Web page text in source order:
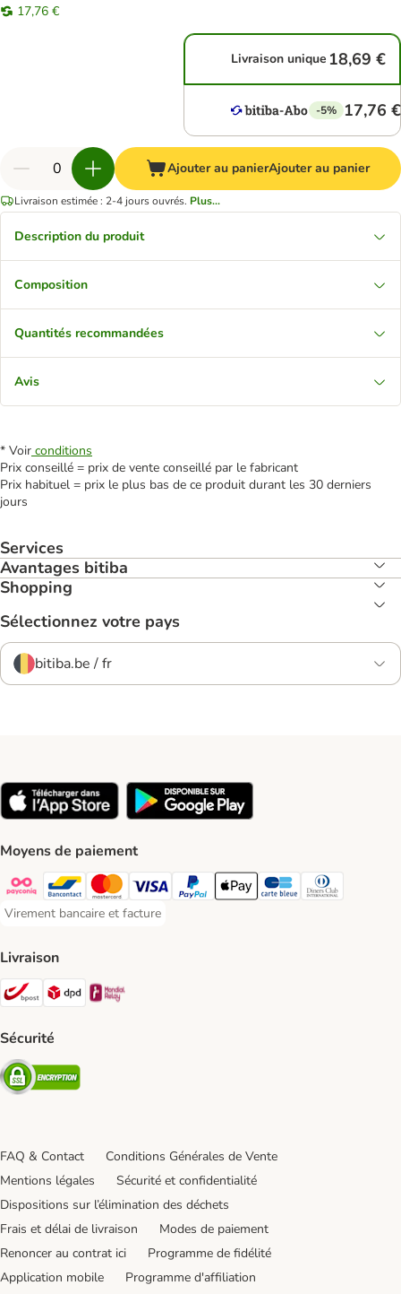
17,76 €
Livraison unique 18,69 €
-5% 17,76 €
Ajouter au panierAjouter au panier
Livraison estimée : 2-4 jours ouvrés. Plus...
Description du produit
Composition
Quantités recommandées
Avis
* Voir conditions
Prix conseillé = prix de vente conseillé par le fabricant
Prix habituel = prix le plus bas de ce produit durant les 30 derniers
jours
Services
Avantages bitiba
Shopping
Sélectionnez votre pays
bitiba.be / fr
Moyens de paiement
Payconiq Payment Method
Bancontact Payment Method
Mastercard Payment Method
Visa Payment Method
Paypal Payment Method
Apple Pay Payment Method
Carte bleue Payment
Diners club
Virement bancaire et facture
Virement bancaire et facture Payment Method
Livraison
Bpost Shipping Method
DPD Shipping Method
Sécurité
Security
FAQ & Contact
Conditions Générales de Vente
Mentions légales
Sécurité et confidentialité
Dispositions sur l’élimination des déchets
Frais et délai de livraison
Modes de paiement
Renoncer au contrat ici
Programme de fidélité
Application mobile
Programme d'affiliation